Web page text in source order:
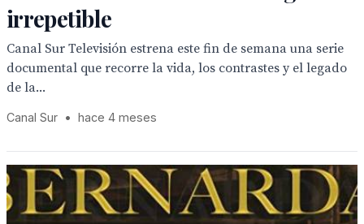
irrepetible
Canal Sur Televisión estrena este fin de semana una serie
documental que recorre la vida, los contrastes y el legado
de la...
Canal Sur • hace 4 meses